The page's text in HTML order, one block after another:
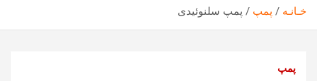
خـانـه پمپ پمپ سلنوئیدی
پمپ